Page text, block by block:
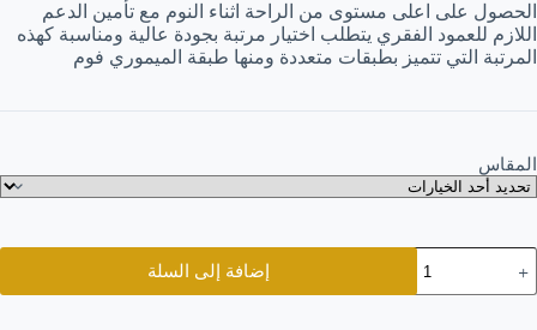
الحصول على اعلى مستوى من الراحة اثناء النوم مع تأمين الدعم
اللازم للعمود الفقري يتطلب اختيار مرتبة بجودة عالية ومناسبة كهذه
المرتبة التي تتميز بطبقات متعددة ومنها طبقة الميموري فوم
المقاس
مرتبة
سرير
إضافة إلى السلة